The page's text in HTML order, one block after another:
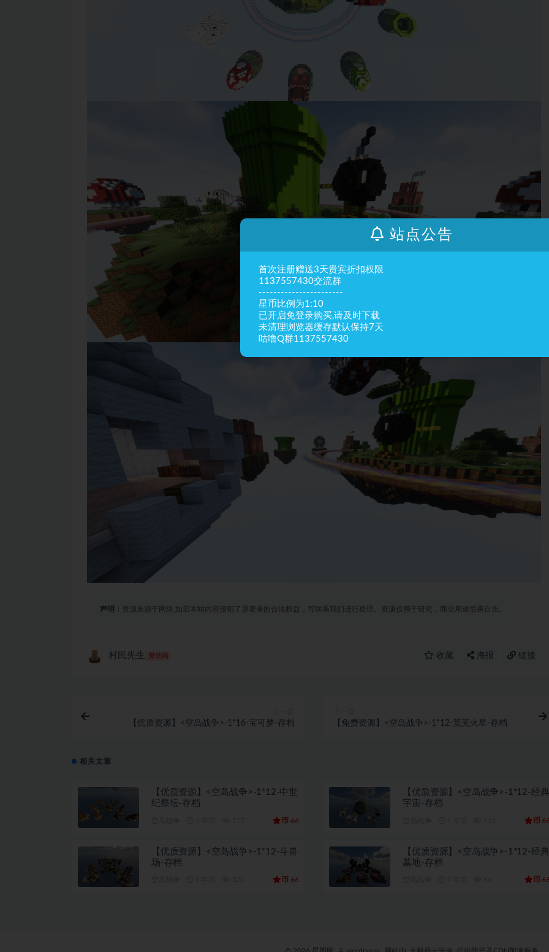
声明： 资源来源于网络,如若本站内容侵犯了原著者的合法权益，可联系我们进行处理。资源仅用于研究，商业用途后果自负。
村民先生 赞助商 收藏 海报 链接
【优质资源】<空岛战争>-1*16-宝可梦-存档 【免费资源】<空岛战争>-1*12-荒芜火星-存档
相关文章
【优质资源】<空岛战争>-1*12-中世
纪祭坛-存档
币 66
【优质资源】<空岛战争>-1*12-经典
宇宙-存档
币
【优质资源】<空岛战争>-1*12-斗兽
场-存档
币 66
【优质资源】<空岛战争>-1*12-经典
墓地-存档
币
站点公告
首次注册赠送3天贵宾折扣权限
1137557430交流群
-----------------------
星币比例为1:10
已开启免登录购买,请及时下载
未清理浏览器缓存默认保持7天
咕噜Q群1137557430